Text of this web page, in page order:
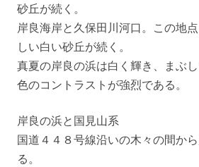
砂丘が続く。
岸良海岸と久保田川河口。この地
しい白い砂丘が続く。
真夏の岸良の浜は白く輝き、まぶ
色のコントラストが強烈である。
岸良の浜と国見山系
国道４４８号線沿いの木々の間か
る。